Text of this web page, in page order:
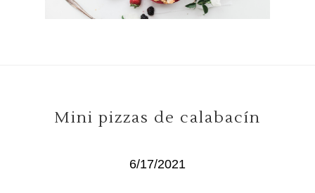
Mini pizzas de calabacín
6/17/2021